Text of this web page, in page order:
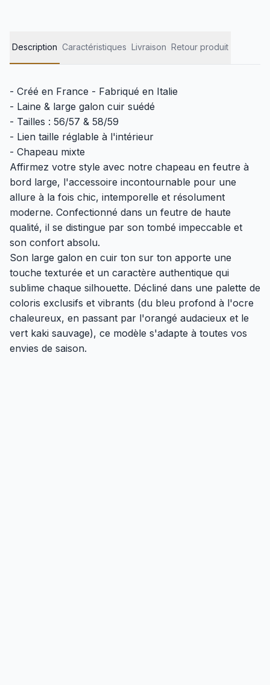
Description Caractéristiques Livraison Retour produit
- Créé en France - Fabriqué en Italie
- Laine & large galon cuir suédé
- Tailles : 56/57 & 58/59
- Lien taille réglable à l'intérieur
- Chapeau mixte
Affirmez votre style avec notre chapeau en feutre à
bord large, l'accessoire incontournable pour une
allure à la fois chic, intemporelle et résolument
moderne. Confectionné dans un feutre de haute
qualité, il se distingue par son tombé impeccable et
son confort absolu.
Son large galon en cuir ton sur ton apporte une
touche texturée et un caractère authentique qui
sublime chaque silhouette. Décliné dans une palette de
coloris exclusifs et vibrants (du bleu profond à l'ocre
chaleureux, en passant par l'orangé audacieux et le
vert kaki sauvage), ce modèle s'adapte à toutes vos
envies de saison.